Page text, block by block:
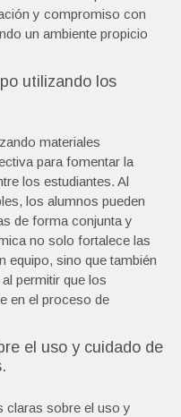
y compromiso con
un ambiente propicio
utilizando los
materiales
para fomentar la
los estudiantes. Al
los alumnos pueden
de forma conjunta y
no solo fortalece las
equipo, sino que también
permitir que los
en el proceso de
el uso y cuidado de
claras sobre el uso y